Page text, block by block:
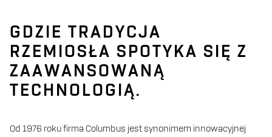
GDZIE TRADYCJA
RZEMIOSŁA SPOTYKA SIĘ Z
ZAAWANSOWANĄ
TECHNOLOGIĄ.
Od 1976 roku firma Columbus jest synonimem innowacyjnej